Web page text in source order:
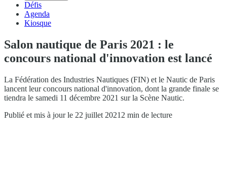
Défis
Agenda
Kiosque
Salon nautique de Paris 2021 : le
concours national d'innovation est lancé
La Fédération des Industries Nautiques (FIN) et le Nautic de Paris
lancent leur concours national d'innovation, dont la grande finale se
tiendra le samedi 11 décembre 2021 sur la Scène Nautic.
Publié et mis à jour le 22 juillet 2021 2 min de lecture